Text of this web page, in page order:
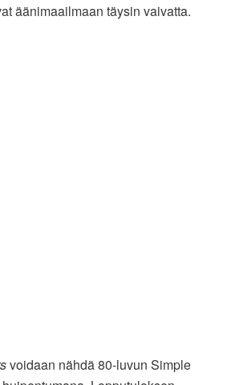
äänimaailmaan täysin vaivatta.
voidaan nähdä 80-luvun Simple